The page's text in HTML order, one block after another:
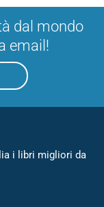
dal mondo
email!
i libri migliori da